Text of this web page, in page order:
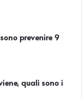
prevenire 9
quali sono i